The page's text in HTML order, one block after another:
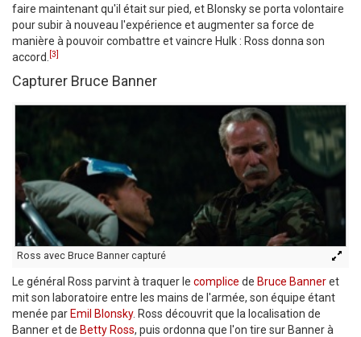
faire maintenant qu'il était sur pied, et Blonsky se porta volontaire
pour subir à nouveau l'expérience et augmenter sa force de
manière à pouvoir combattre et vaincre Hulk : Ross donna son
accord. [3]
Capturer Bruce Banner
Ross avec Bruce Banner capturé
Le général Ross parvint à traquer le complice de Bruce Banneret
mit son laboratoire entre les mains de l'armée, son équipe étant
menée par Emil Blonsky. Ross découvrit que la localisation de
Banner et de Betty Ross, puis ordonna que l'on tire sur Banner à